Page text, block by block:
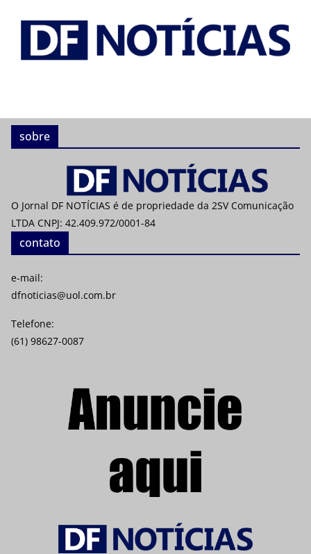
sobre
O Jornal DF NOTÍCIAS é de propriedade da 2SV Comunicação
LTDA CNPJ: 42.409.972/0001-84
contato
e-mail:
dfnoticias@uol.com.br
Telefone:
(61) 98627-0087